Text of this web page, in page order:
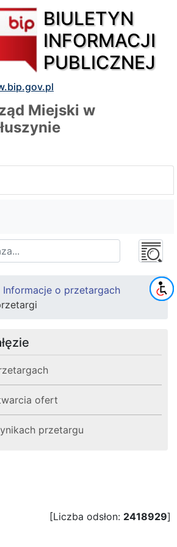
BIULETYN
INFORMACJI
PUBLICZNEJ
Miejski w
Informacje o przetargach
ofert
przetargu
[Liczba odsłon: 2418929]